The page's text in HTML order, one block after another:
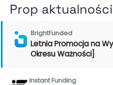
Prop aktualności
BrightFunded
Letnia Promocja na
Okresu Ważności]
Instant Funding